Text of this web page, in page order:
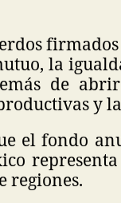
la
de
y
el fondo
regiones.